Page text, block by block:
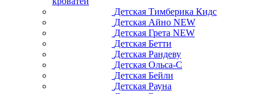
Детская Тимберика Кидс
Детская Айно NEW
Детская Грета NEW
Детская Бетти
Детская Рандеву
Детская Ольса-С
Детская Бейли
Детская Рауна